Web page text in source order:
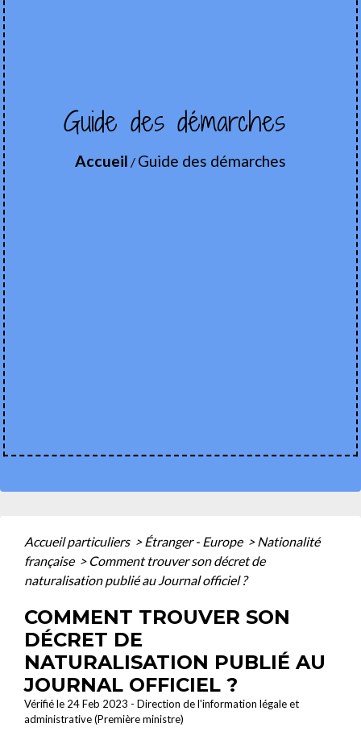
Guide des démarches
Accueil / Guide des démarches
Accueil particuliers > Étranger - Europe > Nationalité
française > Comment trouver son décret de
naturalisation publié au Journal officiel ?
COMMENT TROUVER SON
DÉCRET DE
NATURALISATION PUBLIÉ AU
JOURNAL OFFICIEL ?
Vérifié le 24 Feb 2023 - Direction de l'information légale et
administrative (Première ministre)